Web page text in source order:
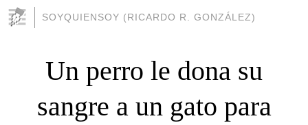
SOYQUIENSOY (RICARDO R. GONZÁLEZ)
Un perro le dona su
sangre a un gato para